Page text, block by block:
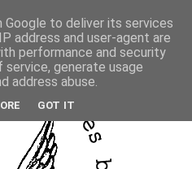
to deliver its services
address and user-agent are
performance and security
generate usage
address abuse.
GOT IT